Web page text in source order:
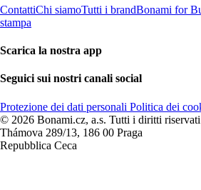
ContattiChi siamoTutti i brandBonami for
stampa
Scarica la nostra app
Seguici sui nostri canali social
Protezione dei dati personali Politica dei
© 2026 Bonami.cz, a.s. Tutti i diritti
Thámova 289/13, 186 00 Praga
Repubblica Ceca